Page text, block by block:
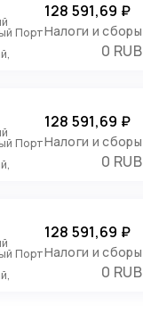
Порт
128 591,69 ₽
Налоги и сборы
0 RUB
Порт
128 591,69 ₽
Налоги и сборы
0 RUB
Порт
128 591,69 ₽
Налоги и сборы
0 RUB